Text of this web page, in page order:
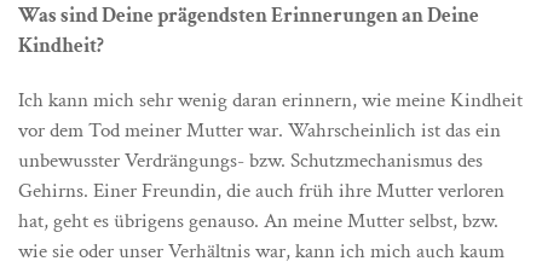
Was sind Deine prägendsten Erinnerungen an Deine
Kindheit?
Ich kann mich sehr wenig daran erinnern, wie meine Kindheit
vor dem Tod meiner Mutter war. Wahrscheinlich ist das ein
unbewusster Verdrängungs- bzw. Schutzmechanismus des
Gehirns. Einer Freundin, die auch früh ihre Mutter verloren
hat, geht es übrigens genauso. An meine Mutter selbst, bzw.
wie sie oder unser Verhältnis war, kann ich mich auch kaum